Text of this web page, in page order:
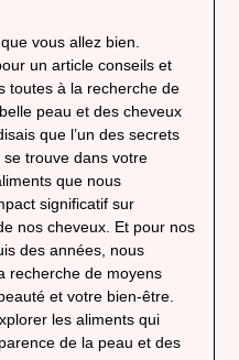
heavenly
vous allez bien.
un article conseils et
toutes à la recherche de
peau et des cheveux
que l’un des secrets
trouve dans votre
que nous
significatif sur
nos cheveux. Et pour nos
des années, nous
recherche de moyens
et votre bien-être.
les aliments qui
de la peau et des